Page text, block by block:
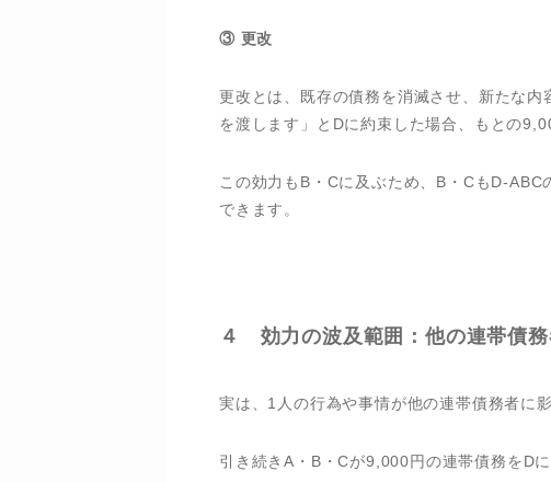
③ 更改
更改とは、既存の債務を消滅させ、新たな
を渡します」とDに約束した場合、もとの
この効力もB・Cに及ぶため、B・CもD-
できます。
４ 効力の波及範囲：他の連帯債
実は、1人の行為や事情が他の連帯債務者に
引き続きA・B・Cが9,000円の連帯債務をD